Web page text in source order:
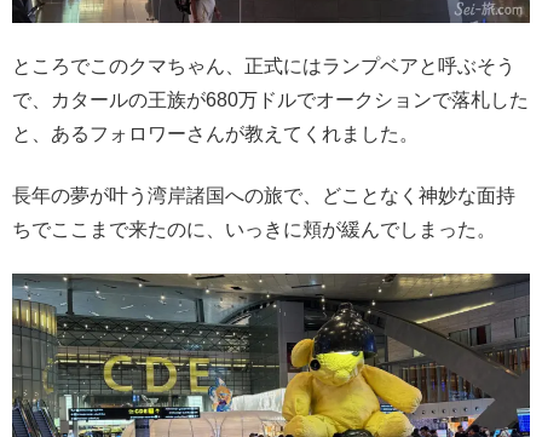
ところでこのクマちゃん、正式にはランプベアと呼ぶそう
で、カタールの王族が680万ドルでオークションで落札した
と、あるフォロワーさんが教えてくれました。
長年の夢が叶う湾岸諸国への旅で、どことなく神妙な面持
ちでここまで来たのに、いっきに頬が緩んでしまった。